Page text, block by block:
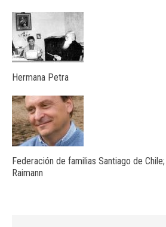
Hermana Petra
Federación de familias Santiago de
Raimann